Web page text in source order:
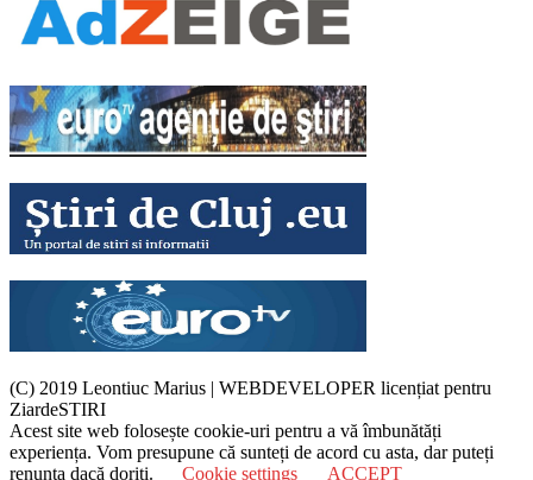
(C) 2019 Leontiuc Marius | WEBDEVELOPER licențiat pentru
ZiardeSTIRI
Acest site web folosește cookie-uri pentru a vă îmbunătăți
experiența. Vom presupune că sunteți de acord cu asta, dar puteți
renunța dacă doriți.
Cookie settings
ACCEPT